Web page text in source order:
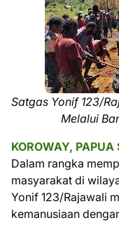
Satgas Yonif 123/
Melalui
KOROWAY, PAPUA
Dalam rangka
masyarakat di
Yonif 123/Rajawali
kemanusiaan